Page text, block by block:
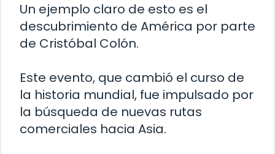
Un ejemplo claro de esto es el
descubrimiento de América por parte
de Cristóbal Colón.
Este evento, que cambió el curso de
la historia mundial, fue impulsado por
la búsqueda de nuevas rutas
comerciales hacia Asia.